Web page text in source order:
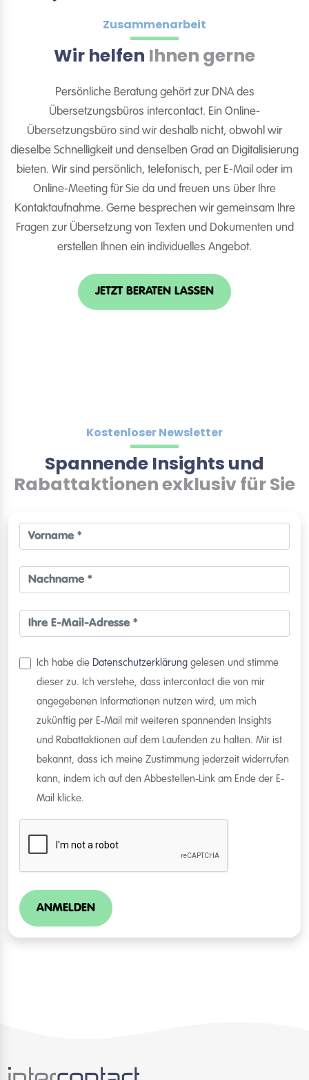
Zusammenarbeit
Wir helfen Ihnen gerne
Persönliche Beratung gehört zur DNA des
Übersetzungsbüros intercontact. Ein Online-
Übersetzungsbüro sind wir deshalb nicht, obwohl wir
dieselbe Schnelligkeit und denselben Grad an Digitalisierung
bieten. Wir sind persönlich, telefonisch, per E-Mail oder im
Online-Meeting für Sie da und freuen uns über Ihre
Kontaktaufnahme. Gerne besprechen wir gemeinsam Ihre
Fragen zur Übersetzung von Texten und Dokumenten und
erstellen Ihnen ein individuelles Angebot.
JETZT BERATEN LASSEN
Kostenloser Newsletter
Spannende Insights und
Rabattaktionen exklusiv für Sie
Ich habe die Datenschutzerklärung gelesen und stimme
dieser zu. Ich verstehe, dass intercontact die von mir
angegebenen Informationen nutzen wird, um mich
zukünftig per E-Mail mit weiteren spannenden Insights
und Rabattaktionen auf dem Laufenden zu halten. Mir ist
bekannt, dass ich meine Zustimmung jederzeit widerrufen
kann, indem ich auf den Abbestellen-Link am Ende der E-
Mail klicke.
ANMELDEN